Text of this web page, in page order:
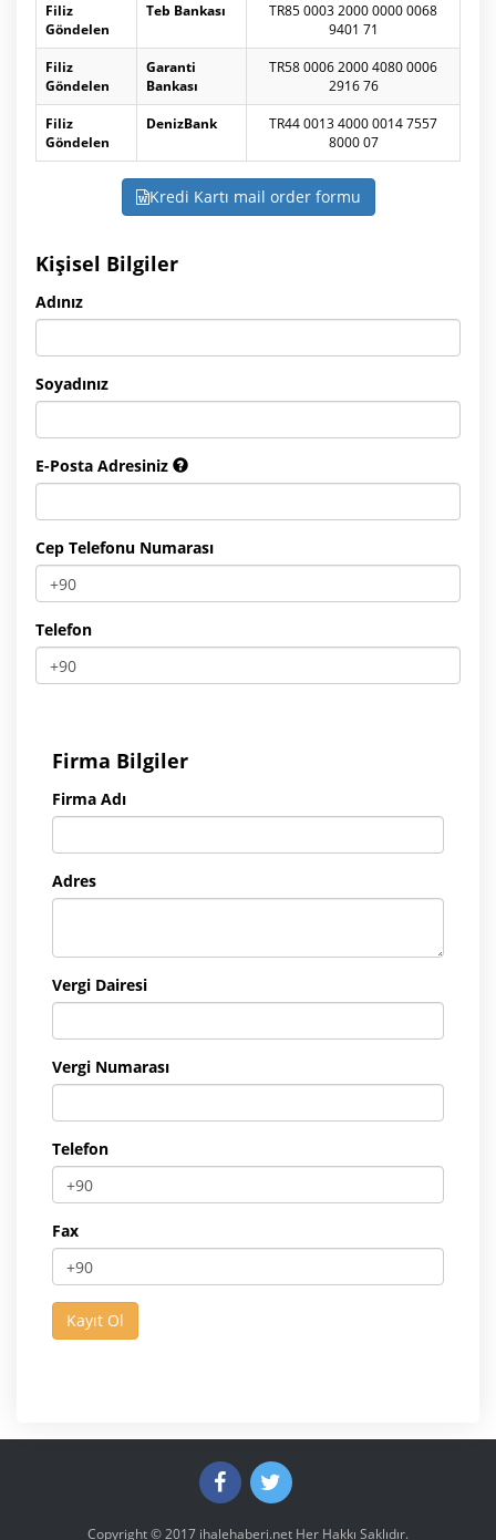
Filiz
Göndelen
Teb Bankası
TR85 0003 2000 0000 0068
9401 71
Filiz
Göndelen
Garanti
Bankası
TR58 0006 2000 4080 0006
2916 76
Filiz
Göndelen
DenizBank
TR44 0013 4000 0014 7557
8000 07
Kredi Kartı mail order formu
Kişisel Bilgiler
Adınız
Soyadınız
E-Posta Adresiniz
Cep Telefonu Numarası
Telefon
Firma Bilgiler
Firma Adı
Adres
Vergi Dairesi
Vergi Numarası
Telefon
Fax
Copyright © 2017 ihalehaberi.net Her Hakkı Saklıdır.